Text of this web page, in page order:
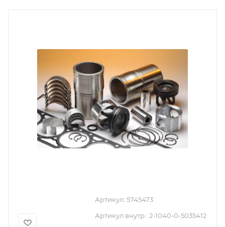
Артикул: 5745473
Артикул внутр.: 2-1040-0-5035412